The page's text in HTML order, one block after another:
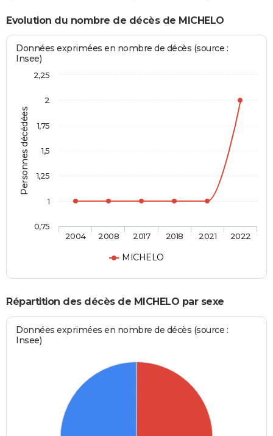
Evolution du nombre de décès de MICHELO
Personnes décédées
Données exprimées en nombre de décès (source :
Insee)
MICHELO
2004 2008 2017 2018 2021 2022
0,75
1
1,25
1,5
1,75
2
2,25
Répartition des décès de MICHELO par sexe
Données exprimées en nombre de décès (source :
Insee)